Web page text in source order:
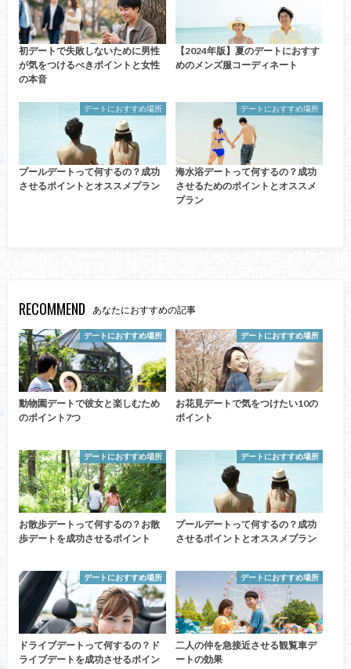
初デートで失敗しないために男性
が気をつけるべきポイントと女性
の本音
【2024年版】夏のデートにおすす
めのメンズ服コーディネート
デートにおすすめ場所
プールデートって何するの？成功
させるポイントとオススメプラン
デートにおすすめ場所
海水浴デートって何するの？成功
させるためのポイントとオススメ
プラン
RECOMMEND あなたにおすすめの記事
デートにおすすめ場所
動物園デートで彼女と楽しむため
のポイント7つ
デートにおすすめ場所
お花見デートで気をつけたい10の
ポイント
デートにおすすめ場所
お散歩デートって何するの？お散
歩デートを成功させるポイント
デートにおすすめ場所
プールデートって何するの？成功
させるポイントとオススメプラン
デートにおすすめ場所
ドライブデートって何するの？ド
ライブデートを成功させるポイン
デートにおすすめ場所
二人の仲を急接近させる観覧車デ
ートの効果